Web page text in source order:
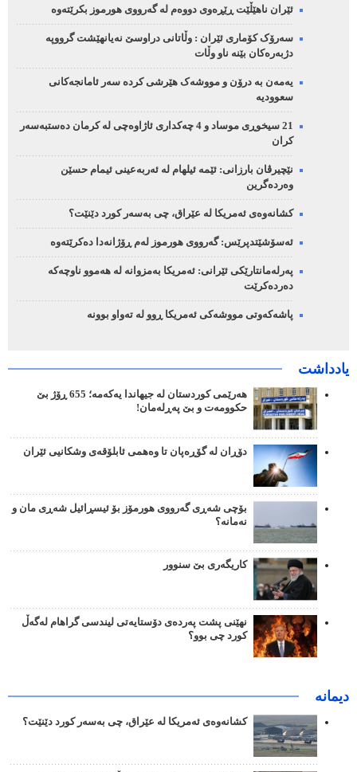
ئێران ناهێڵێت ڕێڕەوی دووەم لە گەرووی هورموز بکرێتەوە
سەرۆک کۆماری ئێران : وڵاتانی دراوسێ نەیانهێشت گرووپە
دژبەرەکان بێنە ناو وڵات
یەمەن بە درۆن و مووشەک هێرشی کردە سەر ئامانجەکانی
سعوودیە
21 سیخوڕی موساد و 4 چەکداری ئاژاوەچی لە کرمان دەستبەسەر
کران
نێچیرڤان بارزانی: ئێمە ئیلهام لە ئەربەعینی ئیمام حسێن
وەردەگرین
کشانەوەی ئەمریکا لە عێراق، چی بەسەر کورد دێنێت؟
ئەسۆشێتدپرێس: گەرووی هورموز لەم ڕۆژانەدا دەکرێتەوە
پەرلەمانتارێکی ئێرانی: ئەمریکا بەمزوانە لە هەموو ناوچەکە
دەردەکرێت
پاشەکەوتی مووشەکی ئەمریکا ڕوو لە تەواو بوونە
یادداشت
هەرێمی کوردستان لە جیهاندا یەکەمە؛ 655 ڕۆژ بێ
حکوومەت و بێ پەڕلەمان!
دۆڕان لە گۆڕەپان تا وەهمی ئابلۆقەی وشکانیی ئێران
بۆچی شەڕی گەرووی هورمۆز بۆ ئیسڕائیل شەڕی مان و
نەمانە؟
کاریگەری بێ سنوور
نهێنی پشت پەردەی دۆستایەتی لیندسی گراهام لەگەڵ
کورد چی بوو؟
دیمانە
کشانەوەی ئەمریکا لە عێراق، چی بەسەر کورد دێنێت؟